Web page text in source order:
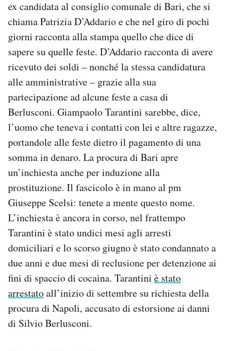
ex candidata al consiglio comunale di Bari, che si
chiama Patrizia D’Addario e che nel giro di pochi
giorni racconta alla stampa quello che dice di
sapere su quelle feste. D’Addario racconta di avere
ricevuto dei soldi – nonché la stessa candidatura
alle amministrative – grazie alla sua
partecipazione ad alcune feste a casa di
Berlusconi. Giampaolo Tarantini sarebbe, dice,
l’uomo che teneva i contatti con lei e altre ragazze,
portandole alle feste dietro il pagamento di una
somma in denaro. La procura di Bari apre
un’inchiesta anche per induzione alla
prostituzione. Il fascicolo è in mano al pm
Giuseppe Scelsi: tenete a mente questo nome.
L’inchiesta è ancora in corso, nel frattempo
Tarantini è stato undici mesi agli arresti
domiciliari e lo scorso giugno è stato condannato a
due anni e due mesi di reclusione per detenzione ai
fini di spaccio di cocaina. Tarantini è stato
arrestatoall’inizio di settembre su richiesta della
procura di Napoli, accusato di estorsione ai danni
di Silvio Berlusconi.